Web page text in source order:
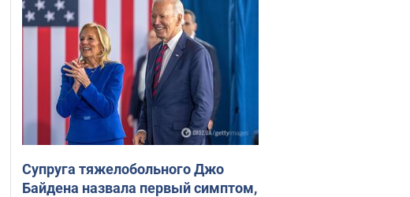
Супруга тяжелобольного Джо
Байдена назвала первый симптом,